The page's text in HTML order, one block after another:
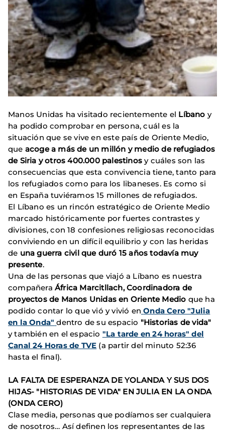
Manos Unidas ha visitado recientemente el Líbano y
ha podido comprobar en persona, cuál es la
situación que se vive en este país de Oriente Medio,
que acoge a más de un millón y medio de refugiados
de Siria y otros 400.000 palestinos y cuáles son las
consecuencias que esta convivencia tiene, tanto para
los refugiados como para los libaneses. Es como si
en España tuviéramos 15 millones de refugiados.
El Líbano es un rincón estratégico de Oriente Medio
marcado históricamente por fuertes contrastes y
divisiones, con 18 confesiones religiosas reconocidas
conviviendo en un difícil equilibrio y con las heridas
de una guerra civil que duró 15 años todavía muy
presente.
Una de las personas que viajó a Líbano es nuestra
compañera África Marcitllach, Coordinadora de
proyectos de Manos Unidas en Oriente Medio que ha
podido contar lo que vió y vivió en Onda Cero "Julia
en la Onda" dentro de su espacio "Historias de vida"
y también en el espacio "La tarde en 24 horas" del
Canal 24 Horas de TVE (a partir del minuto 52:36
hasta el final).
LA FALTA DE ESPERANZA DE YOLANDA Y SUS DOS
HIJAS- "HISTORIAS DE VIDA" EN JULIA EN LA ONDA
(ONDA CERO)
Clase media, personas que podíamos ser cualquiera
de nosotros… Así definen los representantes de las